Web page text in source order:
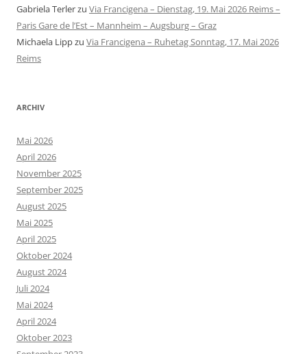
Gabriela Terlerzu Via Francigena – Dienstag, 19. Mai 2026 Reims –
Paris Gare de l’Est – Mannheim – Augsburg – Graz
Michaela Lippzu Via Francigena – Ruhetag Sonntag, 17. Mai 2026
Reims
ARCHIV
Mai 2026
April 2026
November 2025
September 2025
August 2025
Mai 2025
April 2025
Oktober 2024
August 2024
Juli 2024
Mai 2024
April 2024
Oktober 2023